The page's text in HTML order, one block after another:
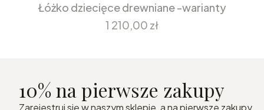
Łóżko dziecięce drewniane -warianty
Cena
1 210,00 zł
10% na pierwsze zakupy
Zarejestruj się w naszym sklepie, a na pierwsze zakupy